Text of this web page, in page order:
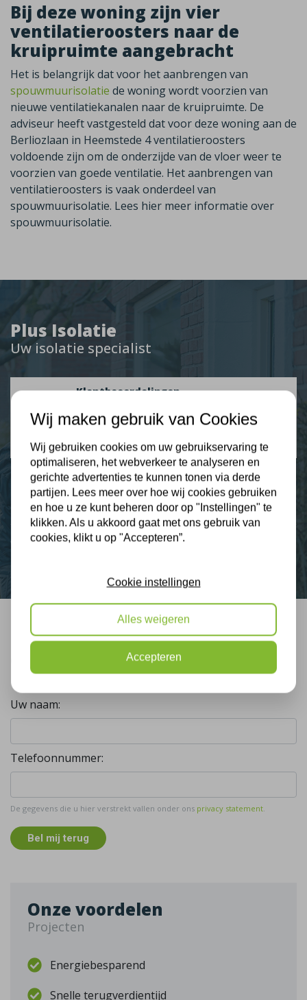
Plus Isolatie
Uw isolatie specialist
9,3
Klantbeoordelingen
2274 klanten beoordelen ons met een 9.3
Nieuws
Contact
Bel mij terug
Gratis, vrijblijvend advies
Uw naam:
Telefoonnummer:
De gegevens die u hier verstrekt vallen onder ons privacy statement.
Bel mij terug
Onze voordelen
Projecten
Energiebesparend
Snelle terugverdientijd
Bij deze woning zijn vier
ventilatieroosters naar de
kruipruimte aangebracht
Het is belangrijk dat voor het aanbrengen van
spouwmuurisolatie de woning wordt voorzien van
nieuwe ventilatiekanalen naar de kruipruimte. De
adviseur heeft vastgesteld dat voor deze woning aan de
Berliozlaan in Heemstede 4 ventilatieroosters
voldoende zijn om de onderzijde van de vloer weer te
voorzien van goede ventilatie. Het aanbrengen van
ventilatieroosters is vaak onderdeel van
spouwmuurisolatie. Lees hier meer informatie over
spouwmuurisolatie.
Wij maken gebruik van Cookies
Wij gebruiken cookies om uw gebruikservaring te
optimaliseren, het webverkeer te analyseren en
gerichte advertenties te kunnen tonen via derde
partijen. Lees meer over hoe wij cookies gebruiken
en hoe u ze kunt beheren door op "Instellingen" te
klikken. Als u akkoord gaat met ons gebruik van
cookies, klikt u op "Accepteren”.
Cookie instellingen
Alles weigeren
Accepteren